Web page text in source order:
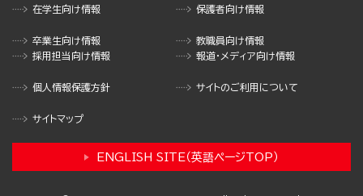
在学生向け情報
保護者向け情報
卒業生向け情報
教職員向け情報
採用担当向け情報
報道・メディア向け情報
個人情報保護方針 サイトのご利用について
サイトマップ
ENGLISH SITE（英語ページTOP）